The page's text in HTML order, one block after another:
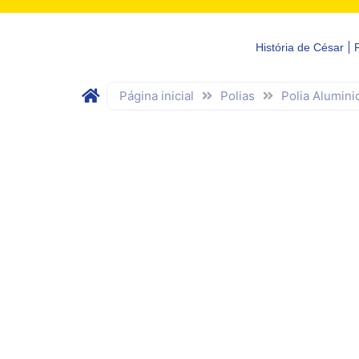
História de César
Página inicial Polias Polia